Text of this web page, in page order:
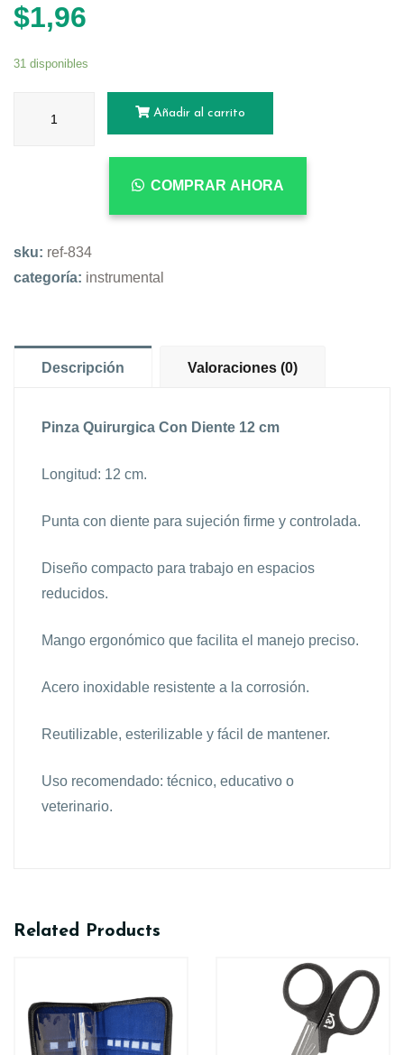
$1,96
31 disponibles
Añadir al carrito
COMPRAR AHORA
sku: ref-834
categoría: instrumental
Descripción Valoraciones (0)
Pinza Quirurgica Con Diente 12 cm
Longitud: 12 cm.
Punta con diente para sujeción firme y controlada.
Diseño compacto para trabajo en espacios
reducidos.
Mango ergonómico que facilita el manejo preciso.
Acero inoxidable resistente a la corrosión.
Reutilizable, esterilizable y fácil de mantener.
Uso recomendado: técnico, educativo o
veterinario.
Related Products